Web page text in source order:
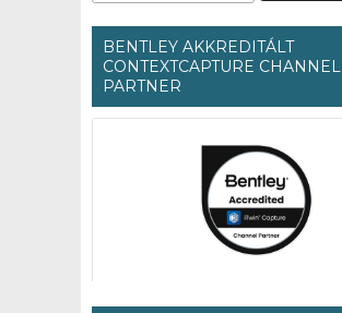
BENTLEY AKKREDITÁLT
CONTEXTCAPTURE CHANNEL
PARTNER